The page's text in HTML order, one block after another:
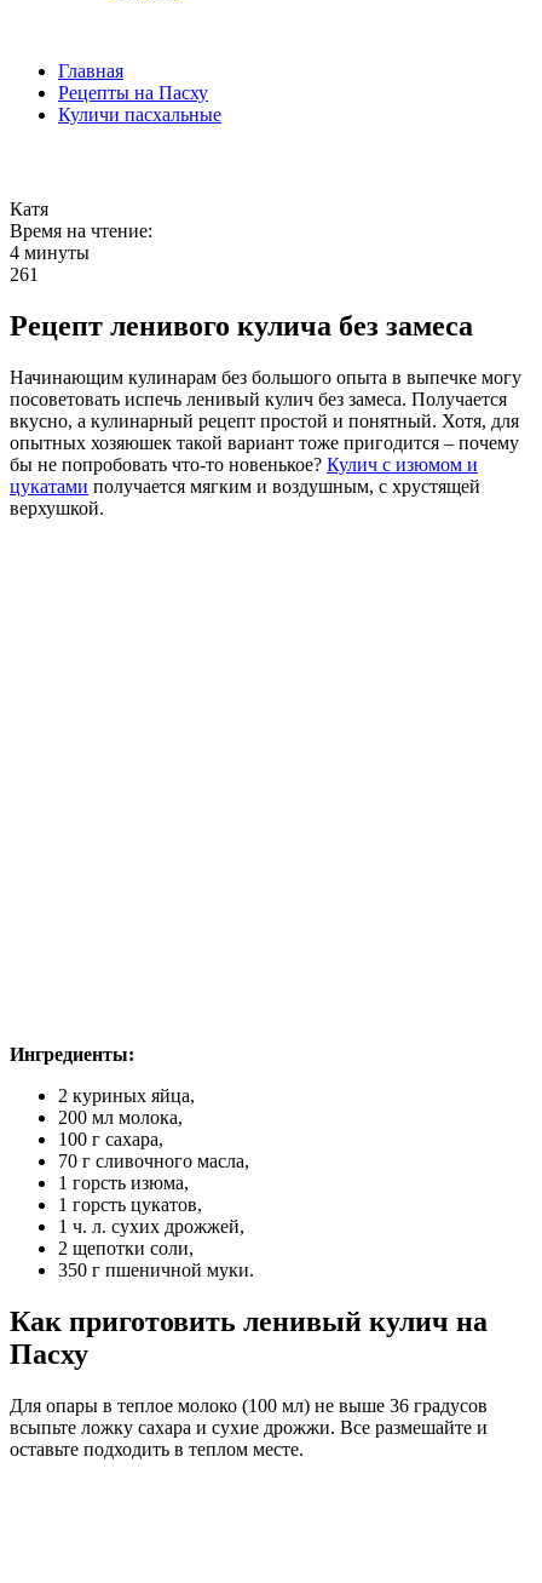
Главная
Рецепты на Пасху
Куличи пасхальные
Катя
Время на чтение:
4 минуты
261
Рецепт ленивого кулича без замеса
Начинающим кулинарам без большого опыта в выпечке могу
посоветовать испечь ленивый кулич без замеса. Получается
вкусно, а кулинарный рецепт простой и понятный. Хотя, для
опытных хозяюшек такой вариант тоже пригодится – почему
бы не попробовать что-то новенькое? Кулич с изюмом и
цукатами получается мягким и воздушным, с хрустящей
верхушкой.
Ингредиенты:
2 куриных яйца,
200 мл молока,
100 г сахара,
70 г сливочного масла,
1 горсть изюма,
1 горсть цукатов,
1 ч. л. сухих дрожжей,
2 щепотки соли,
350 г пшеничной муки.
Как приготовить ленивый кулич на
Пасху
Для опары в теплое молоко (100 мл) не выше 36 градусов
всыпьте ложку сахара и сухие дрожжи. Все размешайте и
оставьте подходить в теплом месте.